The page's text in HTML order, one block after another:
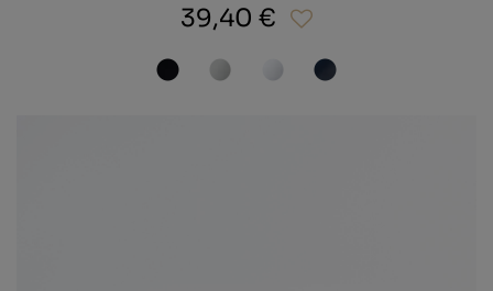
39,40 €